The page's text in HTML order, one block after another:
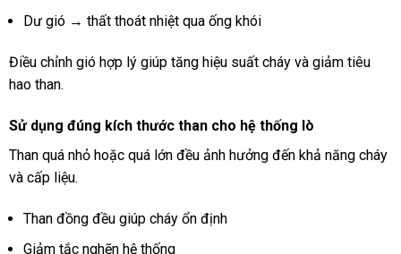
Dư gió → thất thoát nhiệt qua ống khói
Điều chỉnh gió hợp lý giúp tăng hiệu suất cháy và giảm tiêu
hao than.
Sử dụng đúng kích thước than cho hệ thống lò
Than quá nhỏ hoặc quá lớn đều ảnh hưởng đến khả năng cháy
và cấp liệu.
Than đồng đều giúp cháy ổn định
Giảm tắc nghẽn hệ thống